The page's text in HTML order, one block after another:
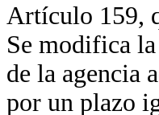
Artículo 159,
Se modifica
de la agencia
por un plazo